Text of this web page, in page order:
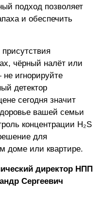
подход позволяет
и обеспечить
чёрный налёт или
игнорируйте
детектор
сегодня значит
вашей семьи
концентрации H₂S
для
доме или квартире.
директор НПП
Сергеевич